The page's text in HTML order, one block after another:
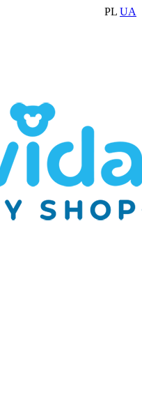
PL UA